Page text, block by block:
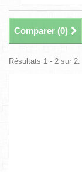
Comparer (0)
Résultats 1 - 2 sur 2.